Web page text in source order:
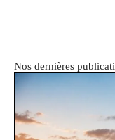
Nos dernières